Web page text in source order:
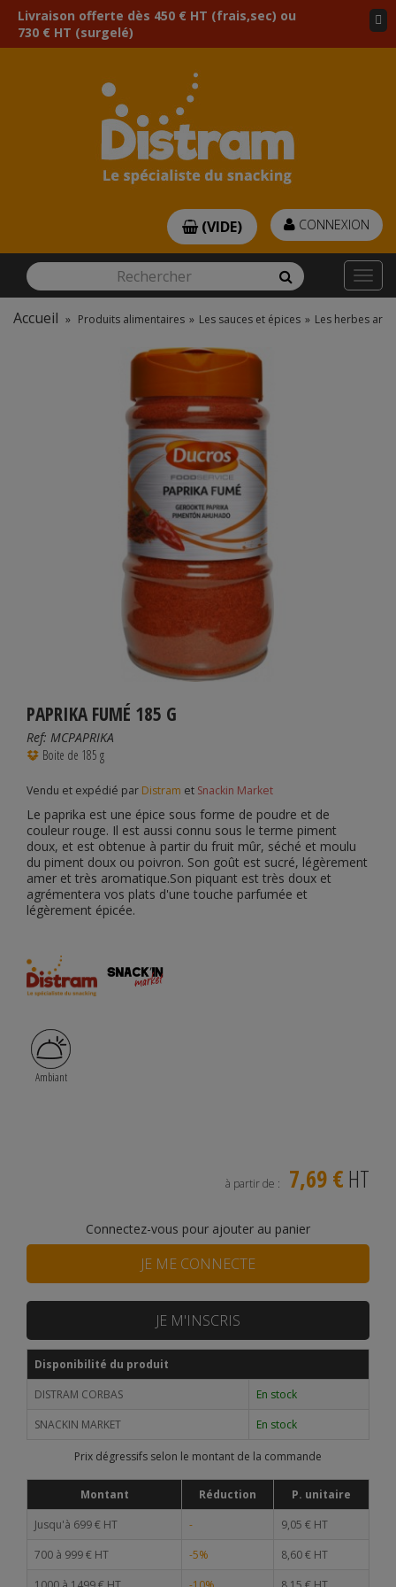
Livraison offerte dès 450 € HT (frais,sec) ou
730 € HT (surgelé)
Rechercher Rechercher
CONNEXION
(VIDE)
Accueil » Produits alimentaires » Les sauces et épices » Les herbes
PAPRIKA FUMÉ 185 G
Ref: MCPAPRIKA
Boite de 185 g
Vendu et expédié par Distram et Snackin Market
Le paprika est une épice sous forme de poudre et de
couleur rouge. Il est aussi connu sous le terme piment
doux, et est obtenue à partir du fruit mûr, séché et moulu
du piment doux ou poivron. Son goût est sucré, légèrement
amer et très aromatique.Son piquant est très doux et
agrémentera vos plats d'une touche parfumée et
légèrement épicée.
Ambiant
à partir de : 7,69 € HT
Connectez-vous pour ajouter au panier
JE ME CONNECTE
JE M'INSCRIS
Disponibilité du produit
DISTRAM CORBAS
En stock
SNACKIN MARKET
En stock
Prix dégressifs selon le montant de la commande
Montant Réduction
P. unitaire
Jusqu'à 699 € HT
-
9,05 € HT
700 à 999 € HT
-5%
8,60 € HT